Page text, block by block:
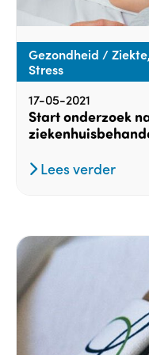
Gezondheid /
Stress
17-05-2021
Start onderzoek
Lees verder